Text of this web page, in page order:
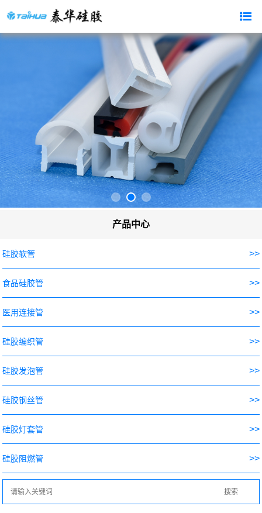
产品中心
硅胶软管 >>
食品硅胶管 >>
医用连接管 >>
硅胶编织管 >>
硅胶发泡管 >>
硅胶钢丝管 >>
硅胶灯套管 >>
硅胶阻燃管 >>